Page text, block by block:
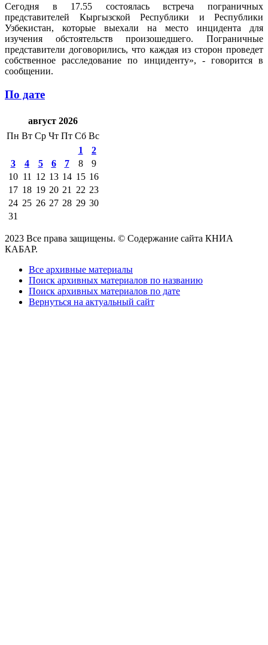
Сегодня в 17.55 состоялась встреча пограничных
представителей Кыргызской Республики и Республики
Узбекистан, которые выехали на место инцидента для
изучения обстоятельств произошедшего. Пограничные
представители договорились, что каждая из сторон проведет
собственное расследование по инциденту», - говорится в
сообщении.
По дате
август 2026
Пн Вт Ср Чт Пт Сб Вс
1
2
3
4 5 6 7 8
9
10 11 12 13 14 15 16
17 18 19 20 21 22 23
24 25 26 27 28 29 30
31
2023 Все права защищены. © Содержание сайта КНИА
КАБАР.
Все архивные материалы
Поиск архивных материалов по названию
Поиск архивных материалов по дате
Вернуться на актуальный сайт